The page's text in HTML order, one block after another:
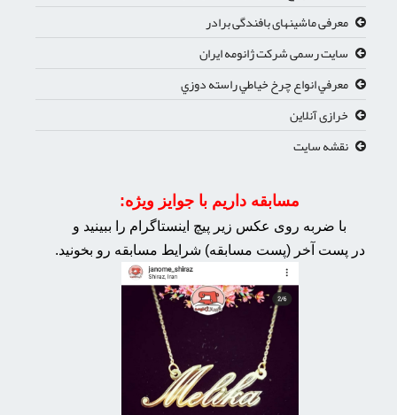
معرفی ماشینهای بافندگی برادر
سایت رسمی شرکت ژانومه ایران
معرفي انواع چرخ خياطي راسته دوزي
خرازی آنلاین
نقشه سایت
مسابقه داریم با جوایز ویژه:
با ضربه روی عکس زیر پیچ اینستاگرام را ببینید و
در پست آخر (پست مسابقه) شرایط مسابقه رو بخونید.